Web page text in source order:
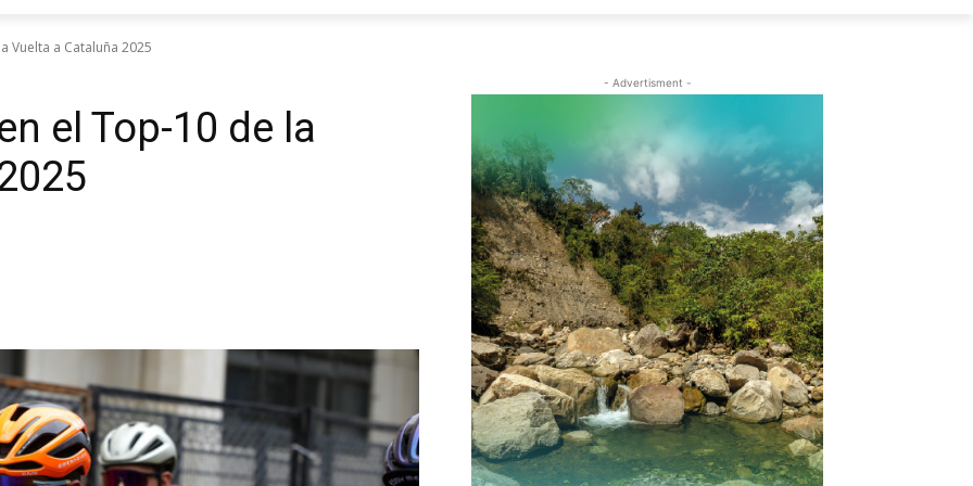
Vuelta a Cataluña 2025
el Top-10 de la
- Advertisment -